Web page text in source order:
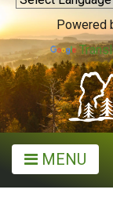
Powered
MENU